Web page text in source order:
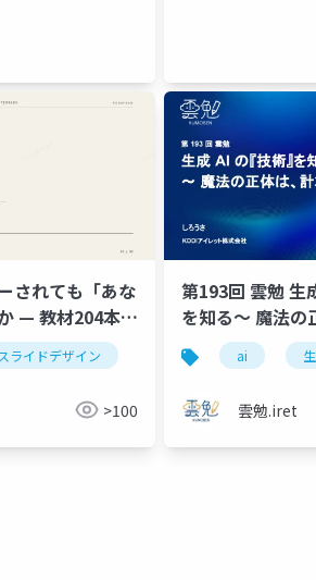
されても「あな
— 教材204本に
んだ話
スライドデザイン 転載対策 デザイ
>100
第193回 雲勉 生
を知る〜 魔法の
った 〜ai
雲勉.iret